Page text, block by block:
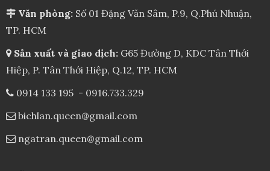
Văn phòng: Số 01 Đặng Văn Sâm, P.9, Q.Phú Nhuận,
TP. HCM
Sản xuất và giao dịch: G65 Đường D, KDC Tân Thới
Hiệp, P. Tân Thới Hiệp, Q.12, TP. HCM
0914 133 195 - 0916.733.329
bichlan.queen@gmail.com
ngatran.queen@gmail.com